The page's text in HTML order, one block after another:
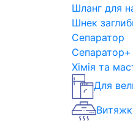
Шланг для
Шнек
Сепаратор
Сепаратор+
Хімія та
Для